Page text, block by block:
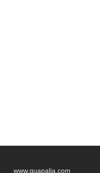
www.guapalia.com